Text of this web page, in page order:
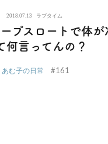
2018.07.13 ラブタイム
ープスロートで体
何言ってんの？
あむ子の日常 #161